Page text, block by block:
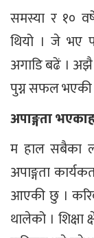
समस्या र १०
थियो । जे भए
अगाडि बढें ।
पुग्न सफल भएकी
अपाङ्गता
म हाल सबैका
अपाङ्गता
आएकी छु ।
थालेको ।